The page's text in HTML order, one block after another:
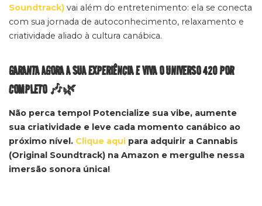
Soundtrack) vai além do entretenimento: ela se conecta
com sua jornada de autoconhecimento, relaxamento e
criatividade aliado à cultura canábica.
GARANTA AGORA A SUA EXPERIÊNCIA E VIVA O UNIVERSO 420 POR
COMPLETO 🎶🌿
Não perca tempo! Potencialize sua vibe, aumente
sua criatividade e leve cada momento canábico ao
próximo nível. Clique aqui para adquirir a Cannabis
(Original Soundtrack) na Amazon e mergulhe nessa
imersão sonora única!